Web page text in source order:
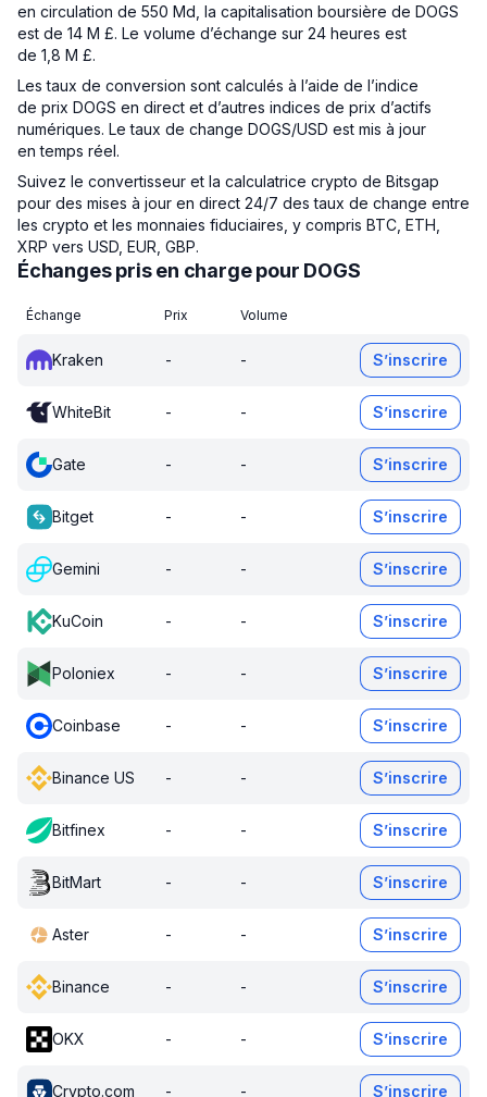
en circulation de 550 Md, la capitalisation boursière de DOGS
est de 14 M £. Le volume d’échange sur 24 heures est
de 1,8 M £.
Les taux de conversion sont calculés à l’aide de l’indice
de prix DOGS en direct et d’autres indices de prix d’actifs
numériques. Le taux de change DOGS/USD est mis à jour
en temps réel.
Suivez le convertisseur et la calculatrice crypto de Bitsgap
pour des mises à jour en direct 24/7 des taux de change entre
les crypto et les monnaies fiduciaires, y compris BTC, ETH,
XRP vers USD, EUR, GBP.
Échanges pris en charge pour DOGS
Échange Prix Volume
Kraken - - S’inscrire
WhiteBit - - S’inscrire
Gate - - S’inscrire
Bitget - - S’inscrire
Gemini - - S’inscrire
KuCoin - - S’inscrire
Poloniex - - S’inscrire
Coinbase - - S’inscrire
Binance US - - S’inscrire
Bitfinex - - S’inscrire
BitMart - - S’inscrire
Aster - - S’inscrire
Binance - - S’inscrire
OKX - - S’inscrire
Crypto.com - - S’inscrire